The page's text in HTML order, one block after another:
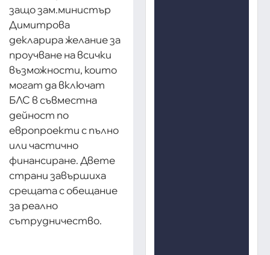
защо зам.министър
Димитрова
декларира желание за
проучване на всички
възможности, които
могат да включат
БЛС в съвместна
дейност по
европроекти с пълно
или частично
финансиране. Двете
страни завършиха
срещата с обещание
за реално
сътрудничество.